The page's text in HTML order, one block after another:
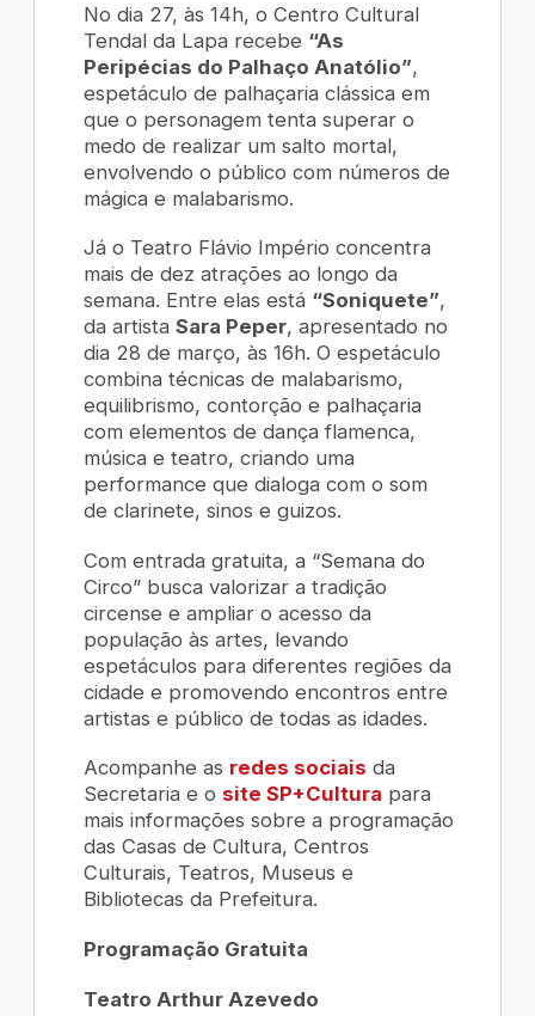
No dia 27, às 14h, o Centro Cultural
Tendal da Lapa recebe “As
Peripécias do Palhaço Anatólio”,
espetáculo de palhaçaria clássica em
que o personagem tenta superar o
medo de realizar um salto mortal,
envolvendo o público com números de
mágica e malabarismo.
Já o Teatro Flávio Império concentra
mais de dez atrações ao longo da
semana. Entre elas está “Soniquete”,
da artistaSara Peper, apresentado no
dia 28 de março, às 16h. O espetáculo
combina técnicas de malabarismo,
equilibrismo, contorção e palhaçaria
com elementos de dança flamenca,
música e teatro, criando uma
performance que dialoga com o som
de clarinete, sinos e guizos.
Com entrada gratuita, a “Semana do
Circo” busca valorizar a tradição
circense e ampliar o acesso da
população às artes, levando
espetáculos para diferentes regiões da
cidade e promovendo encontros entre
artistas e público de todas as idades.
Acompanhe as redes sociais da
Secretaria e o site SP+Cultura para
mais informações sobre a programação
das Casas de Cultura, Centros
Culturais, Teatros, Museus e
Bibliotecas da Prefeitura.
Programação Gratuita
Teatro Arthur Azevedo